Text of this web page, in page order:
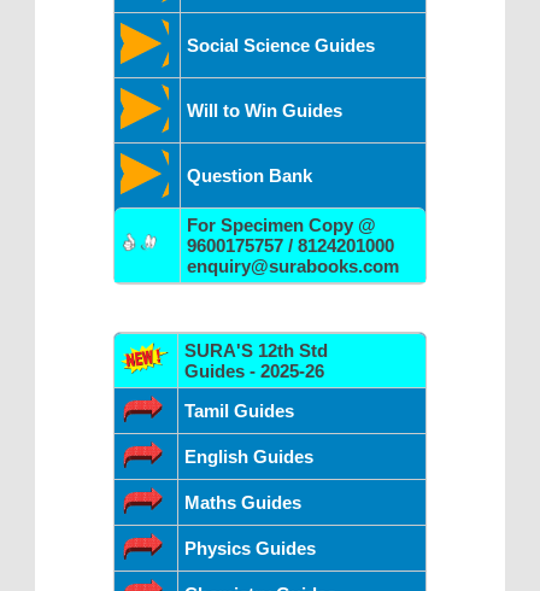
Social Science Guides
Will to Win Guides
Question Bank
For Specimen Copy @
9600175757 / 8124201000
enquiry@surabooks.com
SURA'S 12th Std
Guides - 2025-26
Tamil Guides
English Guides
Maths Guides
Physics Guides